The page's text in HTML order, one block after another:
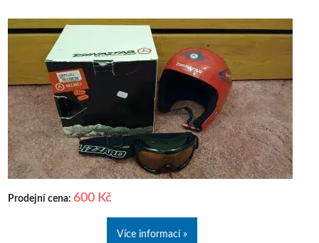
Prodejní cena: 600 Kč
Více informací »